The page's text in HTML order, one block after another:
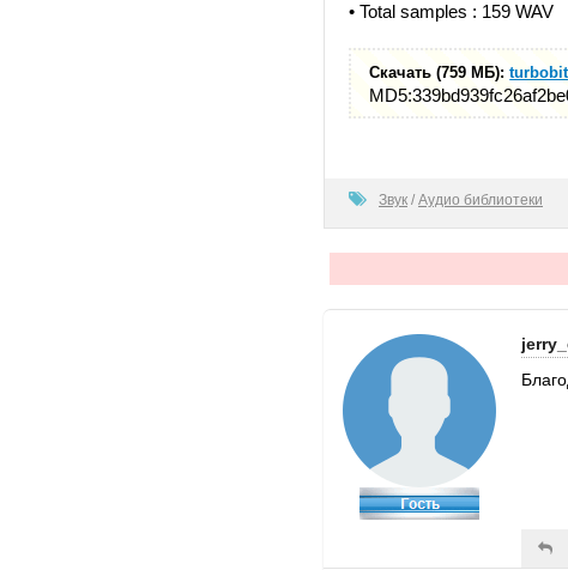
• Total samples : 159 WAV
Скачать (759 МБ):turbobit
Звук / Аудио библиотеки